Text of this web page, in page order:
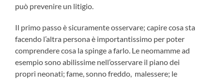
può prevenire un litigio.
Il primo passo è sicuramente osservare; capire cosa sta
facendo l’altra persona è importantissimo per poter
comprendere cosa la spinge a farlo. Le neomamme ad
esempio sono abilissime nell’osservare il piano dei
propri neonati; fame, sonno freddo, malessere; le